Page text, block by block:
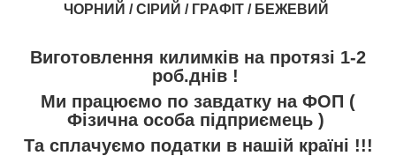
ЧОРНИЙ / СІРИЙ / ГРАФІТ / БЕЖЕВИЙ
Виготовлення килимків на протязі 1-2
роб.днів !
Ми працюємо по завдатку на ФОП (
Фізична особа підприємець )
Та сплачуємо податки в нашій країні !!!